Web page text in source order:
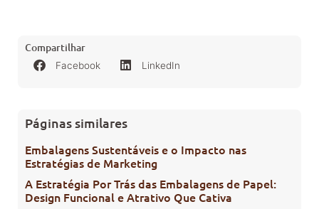
Compartilhar
Facebook LinkedIn
Páginas similares
Embalagens Sustentáveis e o Impacto nas
Estratégias de Marketing
A Estratégia Por Trás das Embalagens de Papel:
Design Funcional e Atrativo Que Cativa